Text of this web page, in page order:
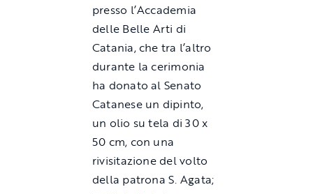
presso l’Accademia
delle Belle Arti di
Catania, che tra l’altro
durante la cerimonia
ha donato al Senato
Catanese un dipinto,
un olio su tela di 30 x
50 cm, con una
rivisitazione del volto
della patrona S. Agata;